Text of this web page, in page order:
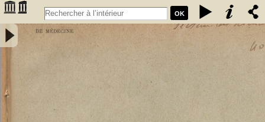
OK
Recherches historiques sur l'École d'accouchements, l'Hospice de
la Maternité et la Clinique d'accouchements de l'hôpital Saint-André
de Bordeaux - Pery , Guillaume Marie Auguste Georges (18..-....).
Auteur